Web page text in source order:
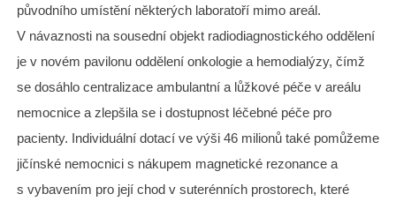
původního umístění některých laboratoří mimo areál.
V návaznosti na sousední objekt radiodiagnostického oddělení
je v novém pavilonu oddělení onkologie a hemodialýzy, čímž
se dosáhlo centralizace ambulantní a lůžkové péče v areálu
nemocnice a zlepšila se i dostupnost léčebné péče pro
pacienty. Individuální dotací ve výši 46 milionů také pomůžeme
jičínské nemocnici s nákupem magnetické rezonance a
s vybavením pro její chod v suterénních prostorech, které